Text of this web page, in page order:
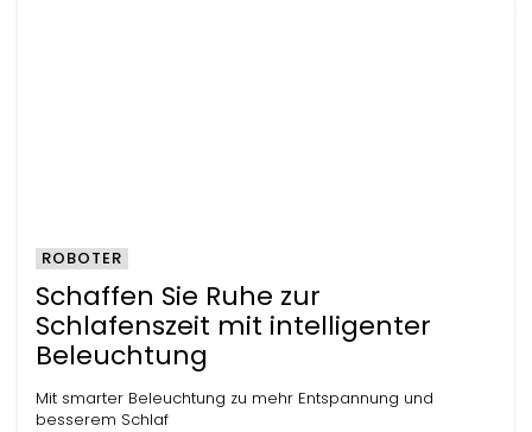
Schaffen Sie Ruhe zur
Schlafenszeit mit intelligenter
Beleuchtung
Mit smarter Beleuchtung zu mehr Entspannung und
besserem Schlaf
ROBOTER